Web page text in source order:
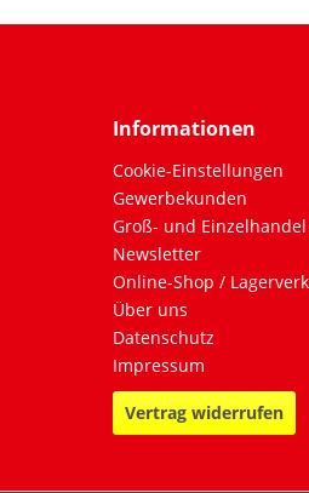
Informationen
Cookie-Einstellungen
Gewerbekunden
Groß- und
Newsletter
Online-Shop /
Über uns
Datenschutz
Impressum
Vertrag widerrufen